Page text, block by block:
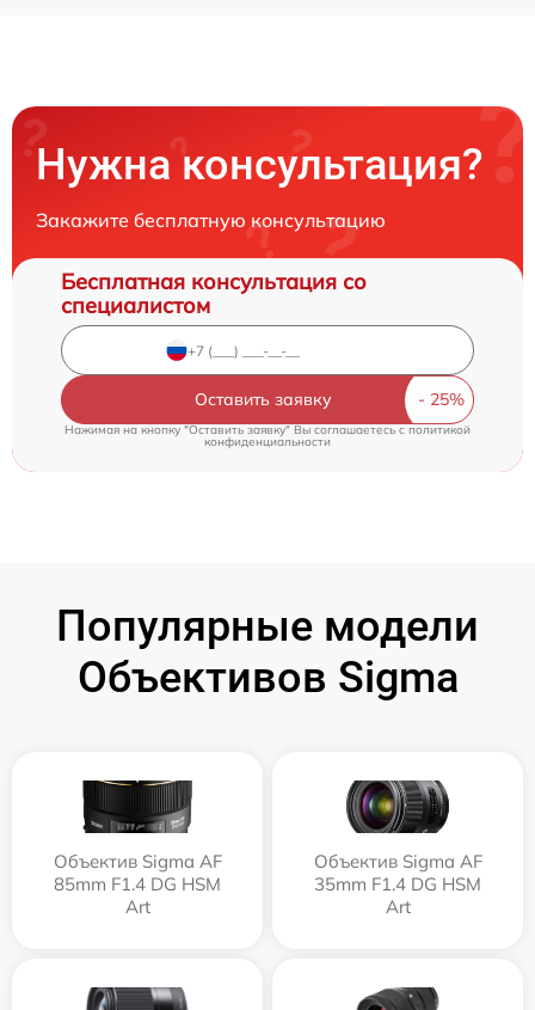
Нужна консультация?
Закажите бесплатную консультацию
Бесплатная консультация со
специалистом
Оставить заявку
Нажимая на кнопку "Оставить заявку" Вы соглашаетесь c политикой
конфиденциальности
Популярные модели
Объективов Sigma
Объектив Sigma AF
85mm F1.4 DG HSM
Art
Объектив Sigma AF
35mm F1.4 DG HSM
Art